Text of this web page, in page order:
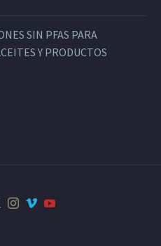
SIN PFAS PARA
Y PRODUCTOS